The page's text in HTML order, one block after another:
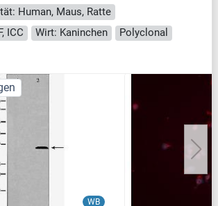
Human, Maus, Ratte
ICC
Wirt: Kaninchen
Polyclonal
WB